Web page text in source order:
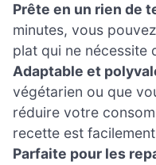
Prête en un rien de
minutes, vous
plat qui ne nécessite
Adaptable et
végétarien ou que
réduire votre
recette est
Parfaite pour les